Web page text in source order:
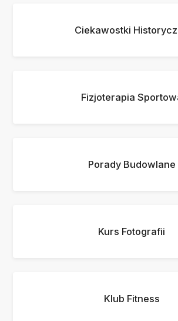
Ciekawostki
Fizjoterapia
Porady Budowlane
Kurs Fotografii
Klub Fitness